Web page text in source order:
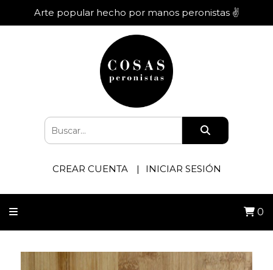
Arte popular hecho por manos peronistas ✌️
CREAR CUENTA INICIAR SESIÓN
0